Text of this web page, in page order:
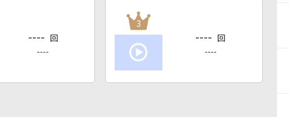
---- 回
----
3
---- 回
----